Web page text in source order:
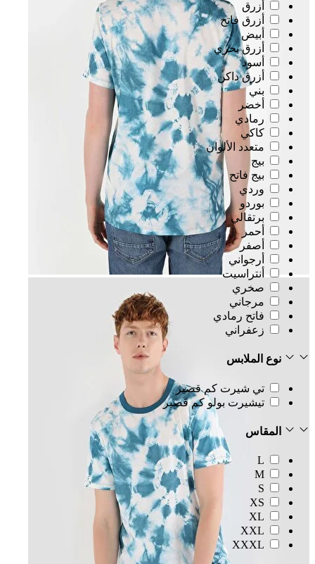
أزرق
أزرق فاتح
أبيض
أزرق بحري
أسود
أزرق داكن
بني
أخضر
رمادي
كاكي
متعدد الألوان
بيج
بيج فاتح
وردي
بوردو
برتقالي
أحمر
أصفر
أرجواني
أنتراسيت
صخري
مرجاني
فاتح رمادي
زعفراني
نوع الملابس
تي شيرت كم قصير
تيشيرت بولو كم قصير
المقاس
L
M
S
XS
XL
XXL
XXXL